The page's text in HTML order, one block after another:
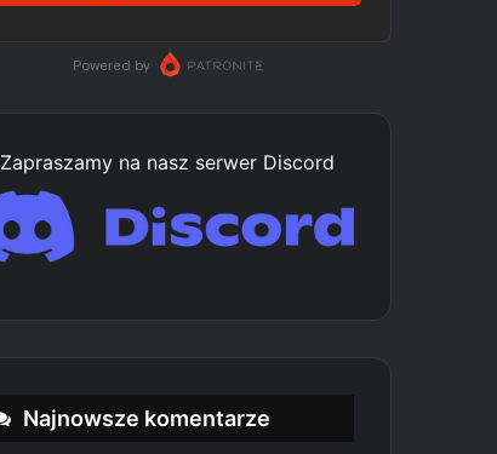
Zapraszamy na nasz serwer Discord
Najnowsze komentarze